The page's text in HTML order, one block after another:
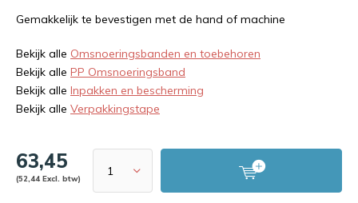
Gemakkelijk te bevestigen met de hand of machine
Bekijk alle Omsnoeringsbanden en toebehoren
Bekijk alle PP Omsnoeringsband
Bekijk alle Inpakken en bescherming
Bekijk alle Verpakkingstape
63,45
(52,44 Excl. btw)